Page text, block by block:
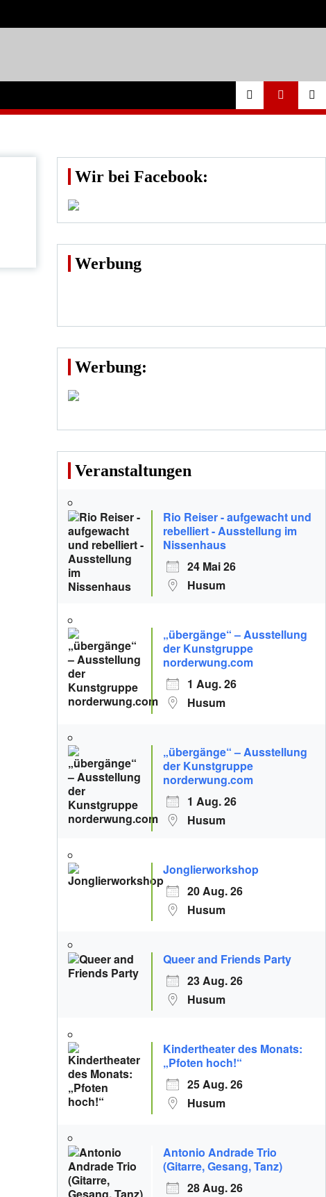
Wir bei Facebook:
Werbung
Werbung:
Veranstaltungen
Rio Reiser - aufgewacht und
rebelliert - Ausstellung im
Nissenhaus
24 Mai 26
Husum
„übergänge“ – Ausstellung
der Kunstgruppe
norderwung.com
1 Aug. 26
Husum
„übergänge“ – Ausstellung
der Kunstgruppe
norderwung.com
1 Aug. 26
Husum
Jonglierworkshop
20 Aug. 26
Husum
Queer and Friends Party
23 Aug. 26
Husum
Kindertheater des Monats:
„Pfoten hoch!“
25 Aug. 26
Husum
Antonio Andrade Trio
(Gitarre, Gesang, Tanz)
28 Aug. 26